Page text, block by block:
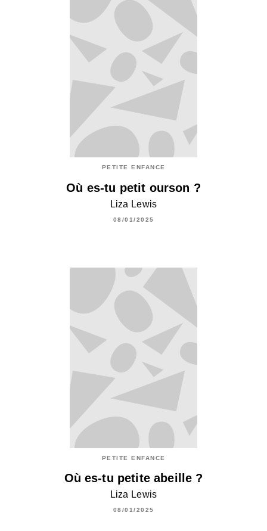
PETITE ENFANCE
Où es-tu petit ourson ?
Liza Lewis
08/01/2025
PETITE ENFANCE
Où es-tu petite abeille ?
Liza Lewis
08/01/2025